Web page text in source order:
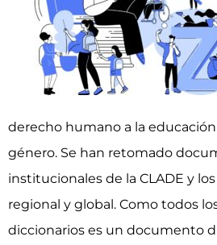
derecho humano a la
género. Se han retomado
institucionales de la CLADE y
regional y global. Como todos
diccionarios es un documento